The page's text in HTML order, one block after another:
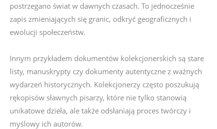
postrzegano świat w dawnych czasach. To jednocześnie
zapis zmieniających się granic, odkryć geograficznych i
ewolucji społeczeństw.
Innym przykładem dokumentów kolekcjonerskich są stare
listy, manuskrypty czy dokumenty autentyczne z ważnych
wydarzeń historycznych. Kolekcjonerzy często poszukują
rękopisów sławnych pisarzy, które nie tylko stanowią
unikatowe dzieła, ale także odsłaniają proces twórczy i
myślowy ich autorów.